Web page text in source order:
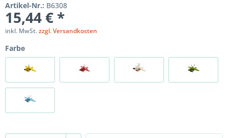
Artikel-Nr.: B6308
15,44 € *
inkl. MwSt.zzgl. Versandkosten
Farbe